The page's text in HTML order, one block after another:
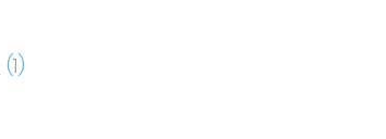
(1)